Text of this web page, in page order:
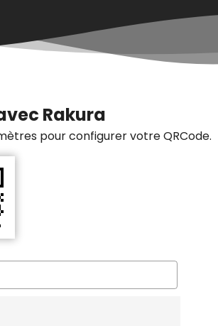
Rakura
pour configurer votre QRCode.